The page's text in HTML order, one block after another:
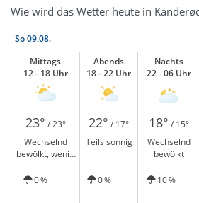
Wie wird das Wetter heute in
So09.08.
Mittags
12 - 18 Uhr
Abends
18 - 22 Uhr
Nachts
22 - 06 Uhr
23° / 23° 22° / 17° 18° / 15°
Wechselnd
bewölkt, wenig
Teils sonnig
Wechselnd
bewölkt
0 % 0 % 10 %